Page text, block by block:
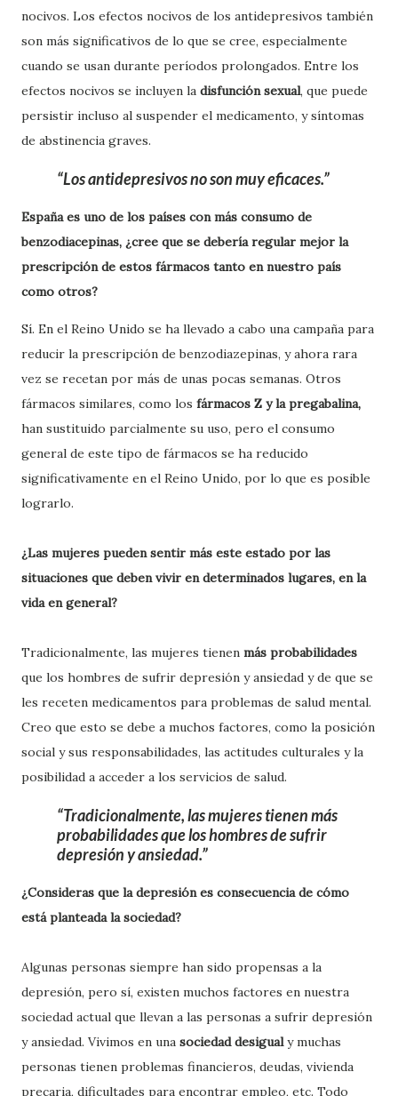
nocivos. Los efectos nocivos de los antidepresivos también
son más significativos de lo que se cree, especialmente
cuando se usan durante períodos prolongados. Entre los
efectos nocivos se incluyen la disfunción sexual, que puede
persistir incluso al suspender el medicamento, y síntomas
de abstinencia graves.
Los antidepresivos no son muy eficaces.
España es uno de los países con más consumo de
benzodiacepinas, ¿cree que se debería regular mejor la
prescripción de estos fármacos tanto en nuestro país
como otros?
Sí. En el Reino Unido se ha llevado a cabo una campaña para
reducir la prescripción de benzodiazepinas, y ahora rara
vez se recetan por más de unas pocas semanas. Otros
fármacos similares, como los fármacos Z y la pregabalina,
han sustituido parcialmente su uso, pero el consumo
general de este tipo de fármacos se ha reducido
significativamente en el Reino Unido, por lo que es posible
lograrlo.
¿Las mujeres pueden sentir más este estado por las
situaciones que deben vivir en determinados lugares, en la
vida en general?
Tradicionalmente, las mujeres tienen más probabilidades
que los hombres de sufrir depresión y ansiedad y de que se
les receten medicamentos para problemas de salud mental.
Creo que esto se debe a muchos factores, como la posición
social y sus responsabilidades, las actitudes culturales y la
posibilidad a acceder a los servicios de salud.
Tradicionalmente, las mujeres tienen más
probabilidades que los hombres de sufrir
depresión y ansiedad.
¿Consideras que la depresión es consecuencia de cómo
está planteada la sociedad?
Algunas personas siempre han sido propensas a la
depresión, pero sí, existen muchos factores en nuestra
sociedad actual que llevan a las personas a sufrir depresión
y ansiedad. Vivimos en una sociedad desigualy muchas
personas tienen problemas financieros, deudas, vivienda
precaria, dificultades para encontrar empleo, etc. Todo